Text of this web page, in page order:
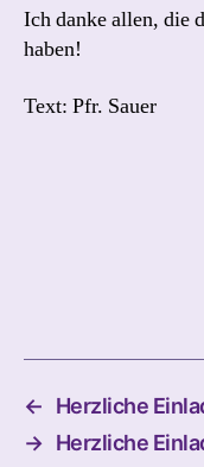
Ich danke allen, die
haben!
Text: Pfr. Sauer
←
Herzliche
→ Herzliche